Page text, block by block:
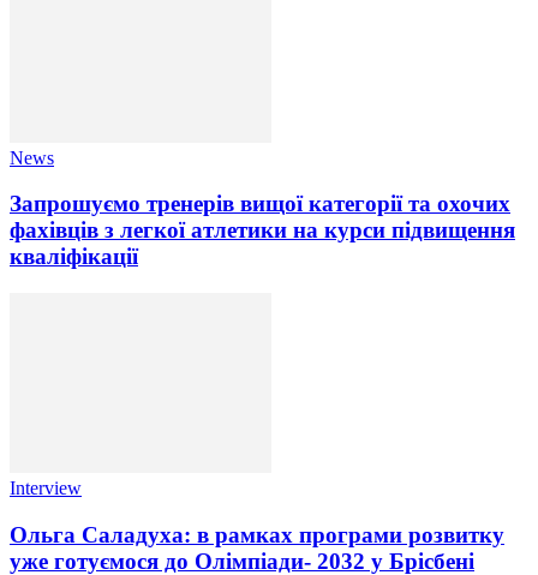
News
Запрошуємо тренерів вищої категорії та охочих
фахівців з легкої атлетики на курси підвищення
кваліфікації
Interview
Ольга Саладуха: в рамках програми розвитку
уже готуємося до Олімпіади- 2032 у Брісбені